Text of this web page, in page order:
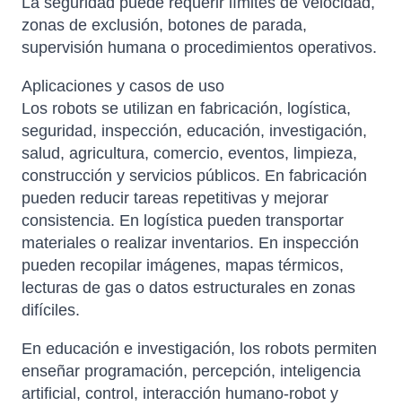
zonas de exclusión, botones de parada,
supervisión humana o procedimientos operativos.
Aplicaciones y casos de uso
Los robots se utilizan en fabricación, logística,
seguridad, inspección, educación, investigación,
salud, agricultura, comercio, eventos, limpieza,
construcción y servicios públicos. En fabricación
pueden reducir tareas repetitivas y mejorar
consistencia. En logística pueden transportar
materiales o realizar inventarios. En inspección
pueden recopilar imágenes, mapas térmicos,
lecturas de gas o datos estructurales en zonas
difíciles.
En educación e investigación, los robots permiten
enseñar programación, percepción, inteligencia
artificial, control, interacción humano-robot y